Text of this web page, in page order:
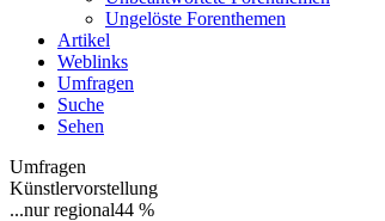
Ungelöste Forenthemen
Artikel
Weblinks
Umfragen
Suche
Sehen
Umfragen
Künstlervorstellung
...nur regional44 %